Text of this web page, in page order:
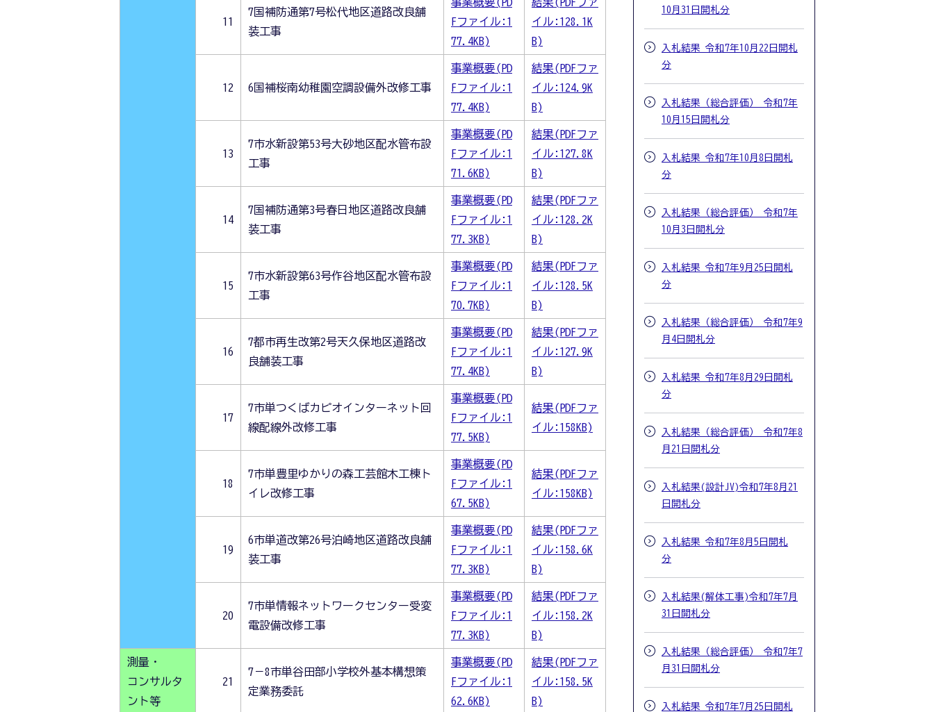
11
7国補防通第7号松代地区道路改良舗
装工事
Fファイル:1
77.4KB)
イル:128.1K
B)
12 6国補桜南幼稚園空調設備外改修工事
事業概要(PD
Fファイル:1
77.4KB)
結果(PDFファ
イル:124.9K
B)
13
7市水新設第53号大砂地区配水管布設
工事
事業概要(PD
Fファイル:1
71.6KB)
結果(PDFファ
イル:127.8K
B)
14
7国補防通第3号春日地区道路改良舗
装工事
事業概要(PD
Fファイル:1
77.3KB)
結果(PDFファ
イル:128.2K
B)
15
7市水新設第63号作谷地区配水管布設
工事
事業概要(PD
Fファイル:1
70.7KB)
結果(PDFファ
イル:128.5K
B)
16
7都市再生改第2号天久保地区道路改
良舗装工事
事業概要(PD
Fファイル:1
77.4KB)
結果(PDFファ
イル:127.9K
B)
17
7市単つくばカピオインターネット回
線配線外改修工事
事業概要(PD
Fファイル:1
77.5KB)
結果(PDFファ
イル:158KB)
18
7市単豊里ゆかりの森工芸館木工棟ト
イレ改修工事
事業概要(PD
Fファイル:1
67.5KB)
結果(PDFファ
イル:158KB)
19
6市単道改第26号泊崎地区道路改良舗
装工事
事業概要(PD
Fファイル:1
77.3KB)
結果(PDFファ
イル:158.6K
B)
20
7市単情報ネットワークセンター受変
電設備改修工事
事業概要(PD
Fファイル:1
77.3KB)
結果(PDFファ
イル:158.2K
B)
測量・
コンサルタ
ント等
21
7－8市単谷田部小学校外基本構想策
定業務委託
事業概要(PD
Fファイル:1
62.6KB)
結果(PDFファ
イル:158.5K
B)
10月31日開札分
入札結果 令和7年10月22日開札
分
入札結果（総合評価） 令和7年
10月15日開札分
入札結果 令和7年10月8日開札
分
入札結果（総合評価） 令和7年
10月3日開札分
入札結果 令和7年9月25日開札
分
入札結果（総合評価） 令和7年9
月4日開札分
入札結果 令和7年8月29日開札
分
入札結果（総合評価） 令和7年8
月21日開札分
入札結果(設計JV)令和7年8月21
日開札分
入札結果 令和7年8月5日開札
分
入札結果(解体工事)令和7年7月
31日開札分
入札結果（総合評価） 令和7年7
月31日開札分
入札結果 令和7年7月25日開札